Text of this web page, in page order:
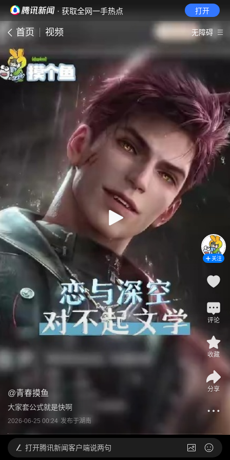
· 获取全网一手热点 打开
首页 视频 无障碍
@青春摸鱼
大家套公式就是快啊
2026-06-25 00:24 发布于湖南
关注
评论
收藏
分享
打开腾讯新闻客户端说两句